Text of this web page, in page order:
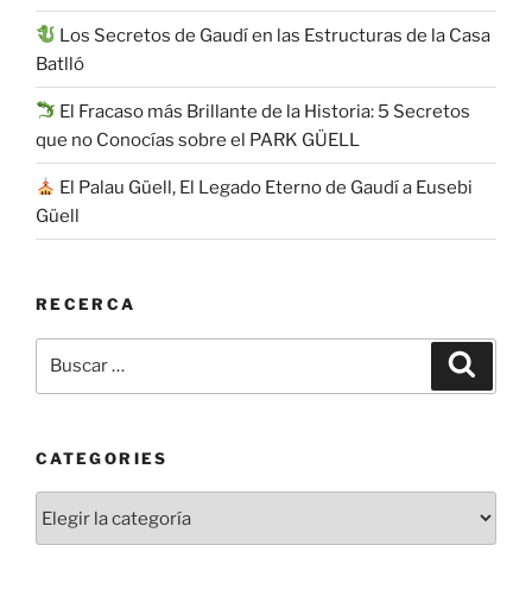
Los Secretos de Gaudí en las Estructuras de la Casa
Batlló
El Fracaso más Brillante de la Historia: 5 Secretos
que no Conocías sobre el PARK GÜELL
El Palau Güell, El Legado Eterno de Gaudí a Eusebi
Güell
RECERCA
por:
CATEGORIES